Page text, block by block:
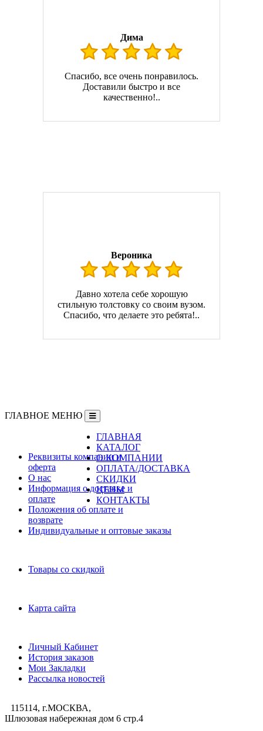
Дима
Спасибо, все очень понравилось.
Доставили быстро и все
качественно!..
Вероника
Давно хотела себе хорошую
стильную толстовку со своим вузом.
Спасибо, что делаете это ребята!..
ГЛАВНОЕ МЕНЮ
ГЛАВНАЯ
КАТАЛОГ
О КОМПАНИИ
ОПЛАТА/ДОСТАВКА
СКИДКИ
ЦЕНЫ
КОНТАКТЫ
Реквизиты компании и
оферта
О нас
Информация о доставке и
оплате
Положения об оплате и
возврате
Индивидуальные и оптовые заказы
Товары со скидкой
Карта сайта
Личный Кабинет
История заказов
Мои Закладки
Рассылка новостей
115114, г.МОСКВА,
Шлюзовая набережная дом 6 стр.4